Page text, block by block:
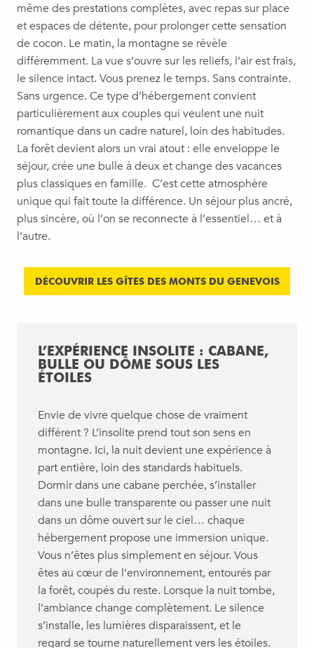
même des prestations complètes, avec repas sur place
et espaces de détente, pour prolonger cette sensation
de cocon. Le matin, la montagne se révèle
différemment. La vue s’ouvre sur les reliefs, l’air est frais,
le silence intact. Vous prenez le temps. Sans contrainte.
Sans urgence. Ce type d’hébergement convient
particulièrement aux couples qui veulent une nuit
romantique dans un cadre naturel, loin des habitudes.
La forêt devient alors un vrai atout : elle enveloppe le
séjour, crée une bulle à deux et change des vacances
plus classiques en famille. C’est cette atmosphère
unique qui fait toute la différence. Un séjour plus ancré,
plus sincère, où l’on se reconnecte à l’essentiel… et à
l’autre.
DÉCOUVRIR LES GÎTES DES MONTS DU GENEVOIS
L’EXPÉRIENCE INSOLITE : CABANE,
BULLE OU DÔME SOUS LES
ÉTOILES
Envie de vivre quelque chose de vraiment
différent ? L’insolite prend tout son sens en
montagne. Ici, la nuit devient une expérience à
part entière, loin des standards habituels.
Dormir dans une cabane perchée, s’installer
dans une bulle transparente ou passer une nuit
dans un dôme ouvert sur le ciel… chaque
hébergement propose une immersion unique.
Vous n’êtes plus simplement en séjour. Vous
êtes au cœur de l’environnement, entourés par
la forêt, coupés du reste. Lorsque la nuit tombe,
l’ambiance change complètement. Le silence
s’installe, les lumières disparaissent, et le
regard se tourne naturellement vers les étoiles.